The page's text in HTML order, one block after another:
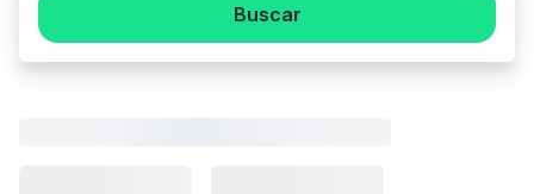
Buscar